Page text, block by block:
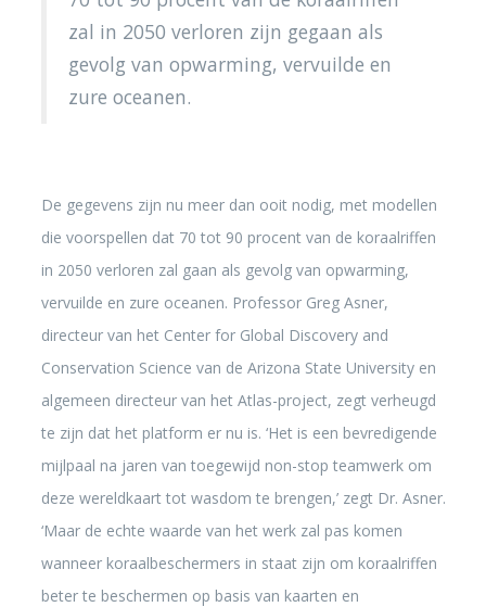
zal in 2050 verloren zijn gegaan als
gevolg van opwarming, vervuilde en
zure oceanen.
De gegevens zijn nu meer dan ooit nodig, met modellen
die voorspellen dat 70 tot 90 procent van de koraalriffen
in 2050 verloren zal gaan als gevolg van opwarming,
vervuilde en zure oceanen. Professor Greg Asner,
directeur van het Center for Global Discovery and
Conservation Science van de Arizona State University en
algemeen directeur van het Atlas-project, zegt verheugd
te zijn dat het platform er nu is. ‘Het is een bevredigende
mijlpaal na jaren van toegewijd non-stop teamwerk om
deze wereldkaart tot wasdom te brengen,’ zegt Dr. Asner.
‘Maar de echte waarde van het werk zal pas komen
wanneer koraalbeschermers in staat zijn om koraalriffen
beter te beschermen op basis van kaarten en